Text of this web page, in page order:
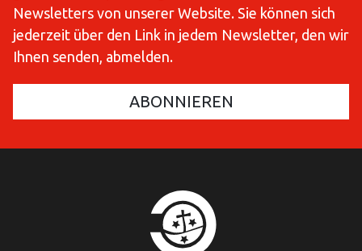
Newsletters von unserer Website. Sie können sich
jederzeit über den Link in jedem Newsletter, den wir
Ihnen senden, abmelden.